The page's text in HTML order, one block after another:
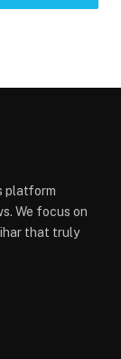
platform
We focus on
that truly